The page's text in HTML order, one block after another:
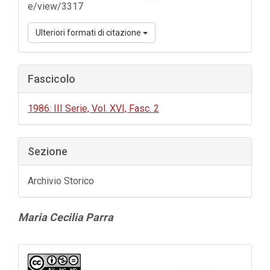
e/view/3317
Ulteriori formati di citazione
Fascicolo
1986: III Serie, Vol. XVI, Fasc. 2
Sezione
Archivio Storico
Contenuto
dell'articolo
Maria Cecilia Parra
Dettagli